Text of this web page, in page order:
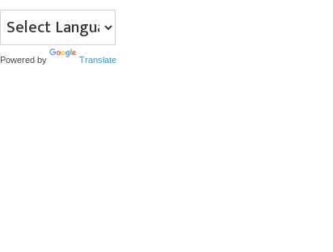
Powered by Translate